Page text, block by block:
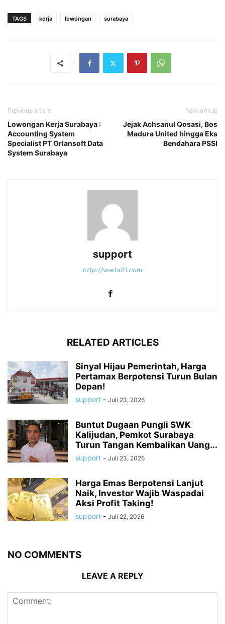
TAGS kerja lowongan surabaya
Previous article
Lowongan Kerja Surabaya :
Accounting System
Specialist PT Orlansoft Data
System Surabaya
Next article
Jejak Achsanul Qosasi, Bos
Madura United hingga Eks
Bendahara PSSI
support
http://warta21.com
RELATED ARTICLES
Sinyal Hijau Pemerintah, Harga
Pertamax Berpotensi Turun Bulan
Depan!
support - Juli 23, 2026
Buntut Dugaan Pungli SWK
Kalijudan, Pemkot Surabaya
Turun Tangan Kembalikan Uang...
support - Juli 23, 2026
Harga Emas Berpotensi Lanjut
Naik, Investor Wajib Waspadai
Aksi Profit Taking!
support - Juli 22, 2026
NO COMMENTS
LEAVE A REPLY